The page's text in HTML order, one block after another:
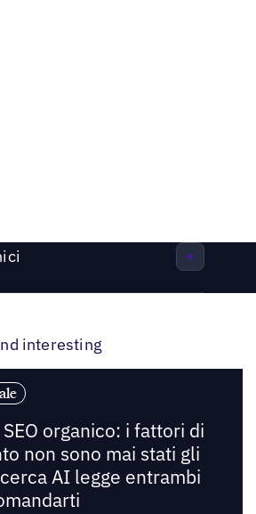
interesting
organico: i fattori di
non sono mai stati gli
AI legge entrambi